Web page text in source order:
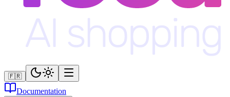
🇫🇷
Documentation